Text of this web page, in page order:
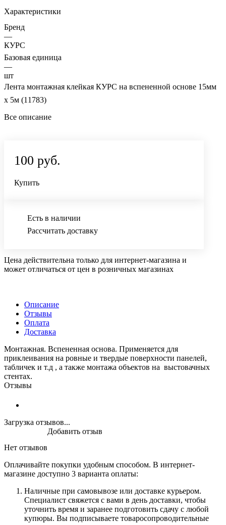
Характеристики
Бренд
—
КУРС
Базовая единица
—
шт
Лента монтажная клейкая КУРС на вспененной основе 15мм
х 5м (11783)
Все описание
100 руб.
Купить
Есть в наличии
Рассчитать доставку
Цена действительна только для интернет-магазина и
может отличаться от цен в розничных магазинах
Описание
Отзывы
Оплата
Доставка
Монтажная. Вспененная основа. Применяется для
приклеивания на ровные и твердые поверхности панелей,
табличек и т.д , а также монтажа объектов на выстовачных
стентах.
Отзывы
Загрузка отзывов...
Нет отзывов
Добавить отзыв
Оплачивайте покупки удобным способом. В интернет-
магазине доступно 3 варианта оплаты:
Наличные при самовывозе или доставке курьером.
Специалист свяжется с вами в день доставки, чтобы
уточнить время и заранее подготовить сдачу с любой
купюры. Вы подписываете товаросопроводительные